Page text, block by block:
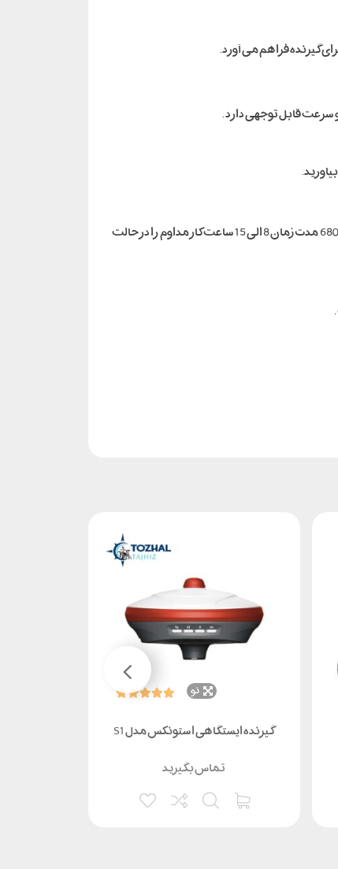
با آداپتور 45 وات فقط در عرض 50 دقیقه باتری خود را 50 درصد شارژ کنید و به لطف قابلیت شارژ سریع در زمان صرفه جویی کنید . باتری 6800mAh مدت زمان 8 الی 15 ساعت کار مداوم را در حالت
نو
گیرنده ایستگاهی استونکس مدل S1
تماس بگیرید